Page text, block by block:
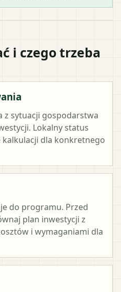
i czego trzeba
z sytuacji gospodarstwa
Lokalny status
dla konkretnego
do programu. Przed
plan inwestycji z
i wymaganiami dla